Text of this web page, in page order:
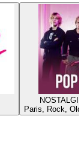
Paris, Rock,